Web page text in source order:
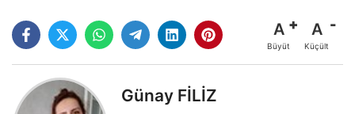
A
Büyüt
A
Küçült
Günay FİLİZ